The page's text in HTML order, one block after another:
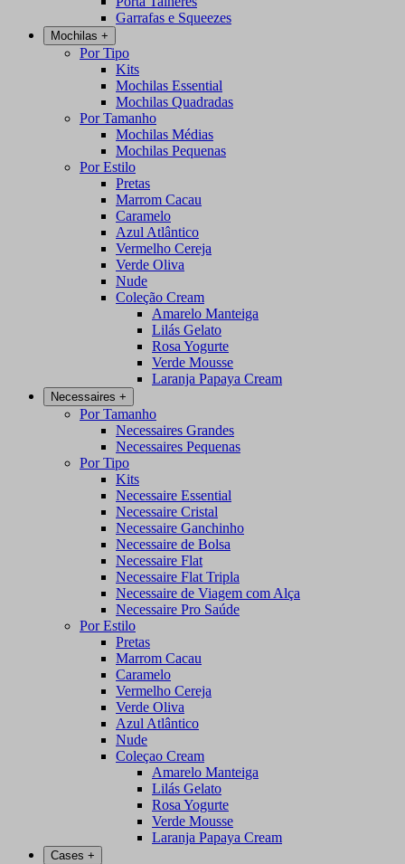
Garrafas e Squeezes
Mochilas +
Por Tipo
Kits
Mochilas Essential
Mochilas Quadradas
Por Tamanho
Mochilas Médias
Mochilas Pequenas
Por Estilo
Pretas
Marrom Cacau
Caramelo
Azul Atlântico
Vermelho Cereja
Verde Oliva
Nude
Coleção Cream
Amarelo Manteiga
Lilás Gelato
Rosa Yogurte
Verde Mousse
Laranja Papaya Cream
Necessaires +
Por Tamanho
Necessaires Grandes
Necessaires Pequenas
Por Tipo
Kits
Necessaire Essential
Necessaire Cristal
Necessaire Ganchinho
Necessaire de Bolsa
Necessaire Flat
Necessaire Flat Tripla
Necessaire de Viagem com Alça
Necessaire Pro Saúde
Por Estilo
Pretas
Marrom Cacau
Caramelo
Vermelho Cereja
Verde Oliva
Azul Atlântico
Nude
Coleçao Cream
Amarelo Manteiga
Lilás Gelato
Rosa Yogurte
Verde Mousse
Laranja Papaya Cream
Cases +